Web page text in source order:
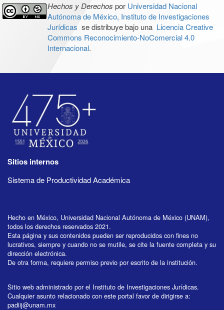
Hechos y Derechos por Universidad Nacional
Autónoma de México, Instituto de Investigaciones
Jurídicas se distribuye bajo una Licencia Creative
Commons Reconocimiento-NoComercial 4.0
Internacional.
Sitios internos
Sistema de Productividad Académica
Hecho en México, Universidad Nacional Autónoma de México (UNAM),
todos los derechos reservados 2021.
Esta página y sus contenidos pueden ser reproducidos con fines no
lucrativos, siempre y cuando no se mutile, se cite la fuente completa y su
dirección electrónica.
De otra forma, requiere permiso previo por escrito de la institución.
Sitio web administrado por el Instituto de Investigaciones Jurídicas.
Cualquier asunto relacionado con este portal favor de dirigirse a:
padiij@unam.mx